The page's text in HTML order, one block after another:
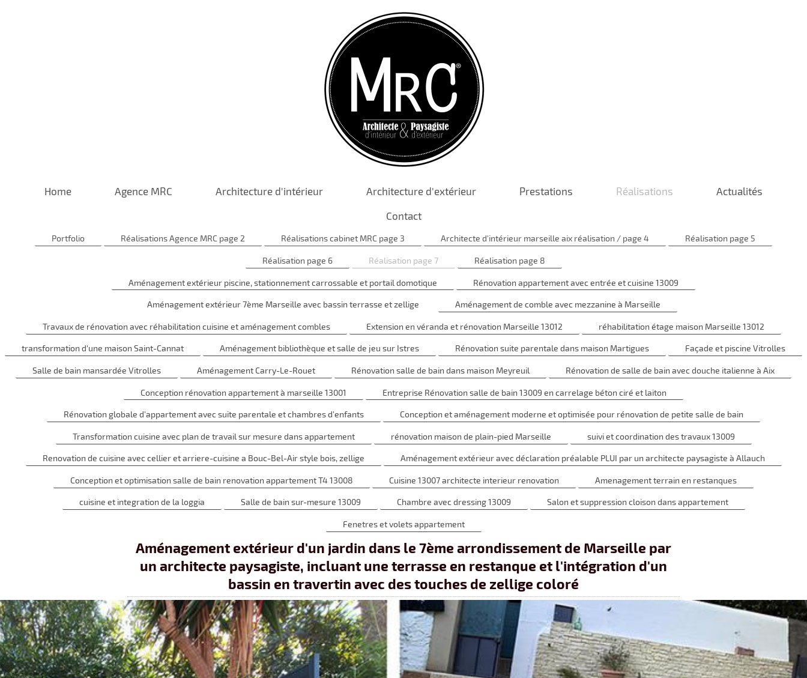
Home Agence MRC Architecture d'intérieur Architecture d'extérieur Prestations Réalisations Actualités
Contact
Portfolio Réalisations Agence MRC page 2 Réalisations cabinet MRC page 3 Architecte d'intérieur marseille aix réalisation / page 4 Réalisation page 5
Réalisation page 6 Réalisation page 7 Réalisation page 8
Aménagement extérieur piscine, stationnement carrossable et portail domotique Rénovation appartement avec entrée et cuisine 13009
Aménagement extérieur 7ème Marseille avec bassin terrasse et zellige Aménagement de comble avec mezzanine à Marseille
Travaux de rénovation avec réhabilitation cuisine et aménagement combles Extension en véranda et rénovation Marseille 13012 réhabilitation étage maison Marseille 13012
transformation d'une maison Saint-Cannat Aménagement bibliothèque et salle de jeu sur Istres Rénovation suite parentale dans maison Martigues Façade et piscine Vitrolles
Salle de bain mansardée Vitrolles Aménagement Carry-Le-Rouet Rénovation salle de bain dans maison Meyreuil Rénovation de salle de bain avec douche italienne à Aix
Conception rénovation appartement à marseille 13001 Entreprise Rénovation salle de bain 13009 en carrelage béton ciré et laiton
Rénovation globale d'appartement avec suite parentale et chambres d'enfants Conception et aménagement moderne et optimisée pour rénovation de petite salle de bain
Transformation cuisine avec plan de travail sur mesure dans appartement rénovation maison de plain-pied Marseille suivi et coordination des travaux 13009
Renovation de cuisine avec cellier et arriere-cuisine a Bouc-Bel-Air style bois, zellige Aménagement extérieur avec déclaration préalable PLUI par un architecte paysagiste à Allauch
Conception et optimisation salle de bain renovation appartement T4 13008 Cuisine 13007 architecte interieur renovation Amenagement terrain en restanques
cuisine et integration de la loggia Salle de bain sur-mesure 13009 Chambre avec dressing 13009 Salon et suppression cloison dans appartement
Fenetres et volets appartement
Aménagement extérieur d'un jardin dans le 7ème arrondissement de Marseille par
un architecte paysagiste, incluant une terrasse en restanque et l'intégration d'un
bassin en travertin avec des touches de zellige coloré